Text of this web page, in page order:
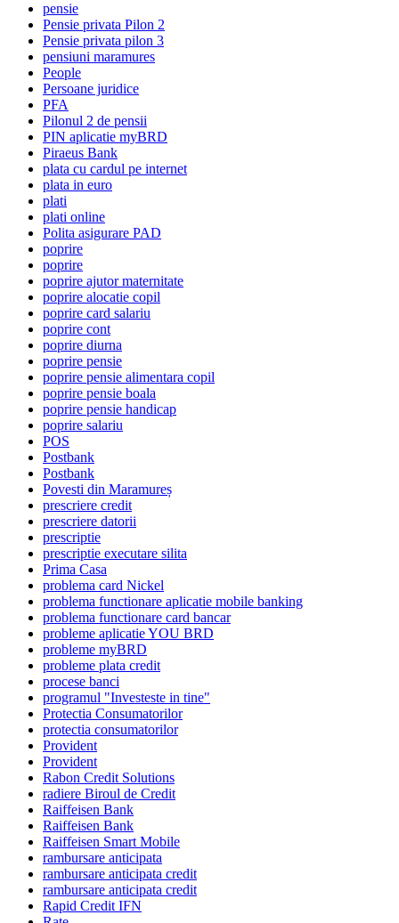
pensie
Pensie privata Pilon 2
Pensie privata pilon 3
pensiuni maramures
People
Persoane juridice
PFA
Pilonul 2 de pensii
PIN aplicatie myBRD
Piraeus Bank
plata cu cardul pe internet
plata in euro
plati
plati online
Polita asigurare PAD
poprire
poprire
poprire ajutor maternitate
poprire alocatie copil
poprire card salariu
poprire cont
poprire diurna
poprire pensie
poprire pensie alimentara copil
poprire pensie boala
poprire pensie handicap
poprire salariu
POS
Postbank
Postbank
Povesti din Maramureș
prescriere credit
prescriere datorii
prescriptie
prescriptie executare silita
Prima Casa
problema card Nickel
problema functionare aplicatie mobile banking
problema functionare card bancar
probleme aplicatie YOU BRD
probleme myBRD
probleme plata credit
procese banci
programul "Investeste in tine"
Protectia Consumatorilor
protectia consumatorilor
Provident
Provident
Rabon Credit Solutions
radiere Biroul de Credit
Raiffeisen Bank
Raiffeisen Bank
Raiffeisen Smart Mobile
rambursare anticipata
rambursare anticipata credit
rambursare anticipata credit
Rapid Credit IFN